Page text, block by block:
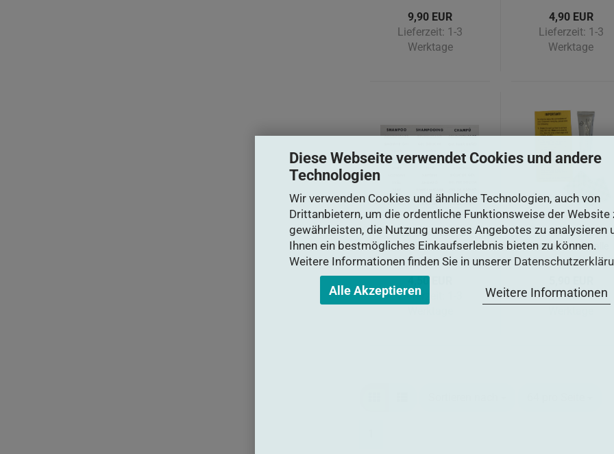
Diese Webseite verwendet Cookies und andere
Technologien
Wir verwenden Cookies und ähnliche Technologien, auch von
Drittanbietern, um die ordentliche Funktionsweise der Website
gewährleisten, die Nutzung unseres Angebotes zu analysieren
Ihnen ein bestmögliches Einkaufserlebnis bieten zu können.
Weitere Informationen finden Sie in unserer
Alle Akzeptieren Weitere Informationen
9,90 EUR
Lieferzeit: 1-3
Werktage
4,90 EUR
Lieferzeit: 1-3
Werktage
Klebeetiketten für
Aviva
Seifenspender
4,50 EUR
Lieferzeit:
Silikon und
Klebepads für alle
Seifenspender
Lieferzeit:1-3